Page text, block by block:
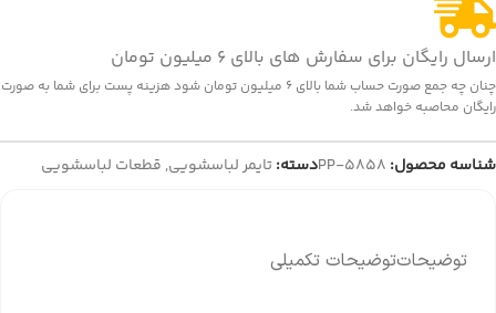
ارسال رایگان برای سفارش های بالای 6 میلیون تومان
چنان چه جمع صورت حساب شما بالای 6 میلیون تومان شود هزینه پست برای شما به صورت
رایگان محاصبه خواهد شد.
شناسه محصول: PP-5858دسته:تایمر لباسشویی, قطعات لباسشویی
توضیحاتتوضیحات تکمیلی